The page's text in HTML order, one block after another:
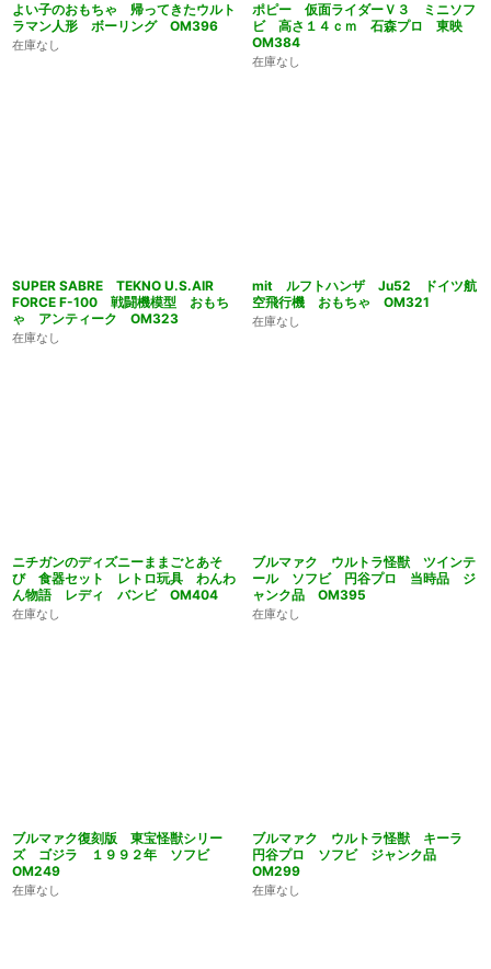
よい子のおもちゃ 帰ってきたウルト
ラマン人形 ボーリング OM396
在庫なし
ポピー 仮面ライダーＶ３ ミニソフ
ビ 高さ１４ｃｍ 石森プロ 東映
OM384
在庫なし
SUPER SABRE TEKNO U.S.AIR
FORCE F-100 戦闘機模型 おもち
ゃ アンティーク OM323
在庫なし
mit ルフトハンザ Ju52 ドイツ航
空飛行機 おもちゃ OM321
在庫なし
ニチガンのディズニーままごとあそ
び 食器セット レトロ玩具 わんわ
ん物語 レディ バンビ OM404
在庫なし
ブルマァク ウルトラ怪獣 ツインテ
ール ソフビ 円谷プロ 当時品 ジ
ャンク品 OM395
在庫なし
ブルマァク復刻版 東宝怪獣シリー
ズ ゴジラ １９９２年 ソフビ
OM249
在庫なし
ブルマァク ウルトラ怪獣 キーラ
円谷プロ ソフビ ジャンク品
OM299
在庫なし